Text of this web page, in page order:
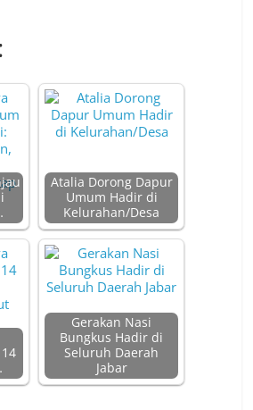
Atalia Dorong Dapur
Umum Hadir di
Kelurahan/Desa
Gerakan Nasi
Bungkus Hadir di
Seluruh Daerah
Jabar